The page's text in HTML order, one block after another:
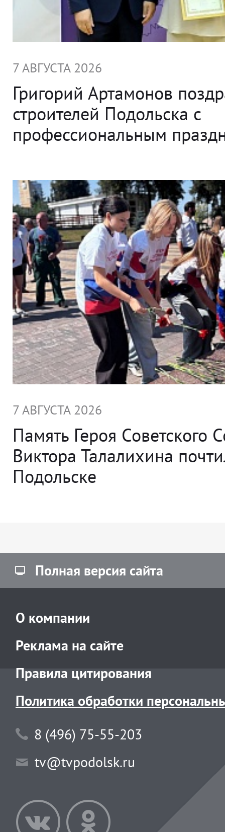
7 АВГУСТА 2026
Григорий Артамонов
строителей Подольска с
профессиональным
7 АВГУСТА 2026
Память Героя Советского
Виктора Талалихина
Подольске
Полная версия сайта
О компании
Реклама на сайте
Правила цитирования
Политика обработки
8 (496) 75-55-203
tv@tvpodolsk.ru